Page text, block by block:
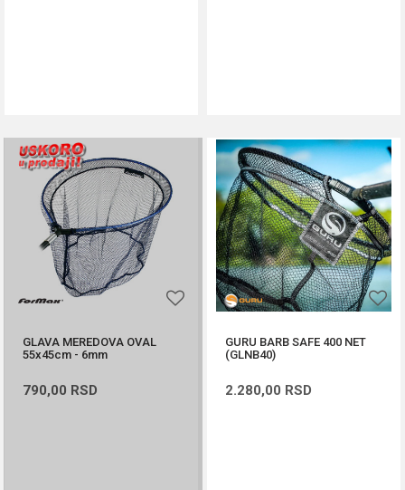
GLAVA MEREDOVA OVAL
55x45cm - 6mm
790,00 RSD
GURU BARB SAFE 400 NET
(GLNB40)
2.280,00 RSD